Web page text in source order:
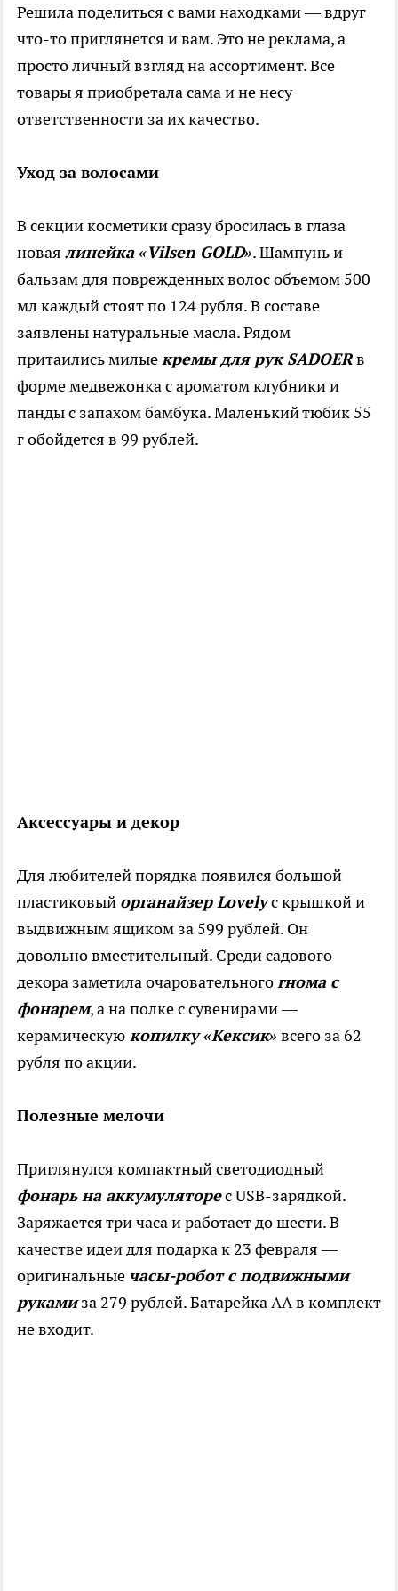
Решила поделиться с вами находками — вдруг
что-то приглянется и вам. Это не реклама, а
просто личный взгляд на ассортимент. Все
товары я приобретала сама и не несу
ответственности за их качество.
Уход за волосами
В секции косметики сразу бросилась в глаза
новая линейка «Vilsen GOLD». Шампунь и
бальзам для поврежденных волос объемом 500
мл каждый стоят по 124 рубля. В составе
заявлены натуральные масла. Рядом
притаились милыекремы для рук SADOERв
форме медвежонка с ароматом клубники и
панды с запахом бамбука. Маленький тюбик 55
г обойдется в 99 рублей.
Аксессуары и декор
Для любителей порядка появился большой
пластиковый органайзер Lovelyс крышкой и
выдвижным ящиком за 599 рублей. Он
довольно вместительный. Среди садового
декора заметила очаровательногогнома с
фонарем, а на полке с сувенирами —
керамическую копилку «Кексик» всего за 62
рубля по акции.
Полезные мелочи
Приглянулся компактный светодиодный
фонарь на аккумуляторес USB-зарядкой.
Заряжается три часа и работает до шести. В
качестве идеи для подарка к 23 февраля —
оригинальные часы-робот с подвижными
рукамиза 279 рублей. Батарейка АА в комплект
не входит.